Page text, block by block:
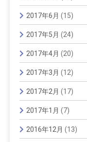
2017年6月 (15)
2017年5月 (24)
2017年4月 (20)
2017年3月 (12)
2017年2月 (17)
2017年1月 (7)
2016年12月 (13)